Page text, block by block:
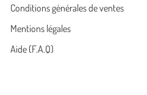
Conditions générales de ventes
Mentions légales
Aide (F.A.Q)